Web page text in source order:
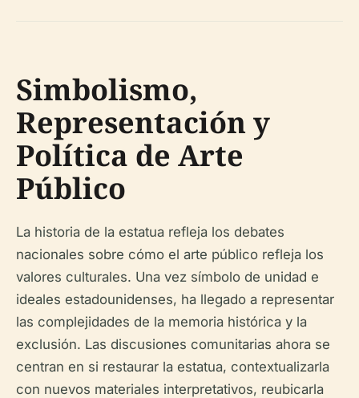
Simbolismo,
Representación y
Política de Arte
Público
La historia de la estatua refleja los debates
nacionales sobre cómo el arte público refleja los
valores culturales. Una vez símbolo de unidad e
ideales estadounidenses, ha llegado a representar
las complejidades de la memoria histórica y la
exclusión. Las discusiones comunitarias ahora se
centran en si restaurar la estatua, contextualizarla
con nuevos materiales interpretativos, reubicarla